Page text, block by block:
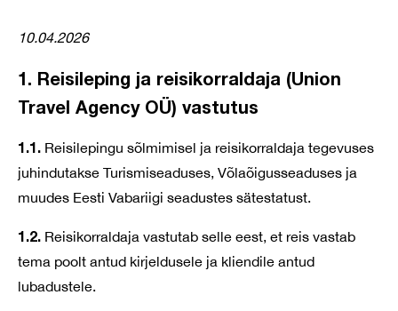
10.04.2026
1. Reisileping ja reisikorraldaja (Union
Travel Agency OÜ) vastutus
1.1. Reisilepingu sõlmimisel ja reisikorraldaja tegevuses
juhindutakse Turismiseaduses, Võlaõigusseaduses ja
muudes Eesti Vabariigi seadustes sätestatust.
1.2. Reisikorraldaja vastutab selle eest, et reis vastab
tema poolt antud kirjeldusele ja kliendile antud
lubadustele.